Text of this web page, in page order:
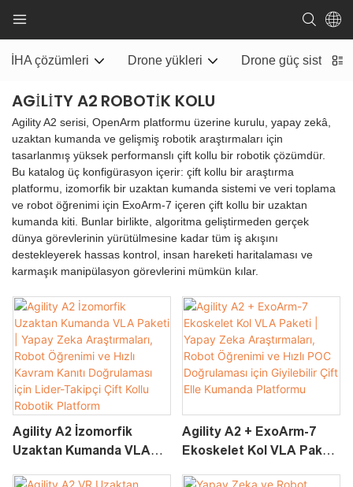
İHA çözümleri Drone yükleri Drone güç sistemi
AGILITY A2 ROBOTIK KOLU
Agility A2 serisi, OpenArm platformu üzerine kurulu, yapay zekâ,
uzaktan kumanda ve gelişmiş robotik araştırmaları için
tasarlanmış yüksek performanslı çift kollu bir robotik çözümdür.
Bu katalog üç konfigürasyon içerir: çift kollu bir araştırma
platformu, izomorfik bir uzaktan kumanda sistemi ve veri toplama
ve robot öğrenimi için ExoArm-7 içeren çift kollu bir uzaktan
kumanda kiti. Bunlar birlikte, algoritma geliştirmeden gerçek
dünya görevlerinin yürütülmesine kadar tüm iş akışını
destekleyerek hassas kontrol, insan hareketi haritalaması ve
karmaşık manipülasyon görevlerini mümkün kılar.
Agility A2 İzomorfik
Uzaktan Kumanda VLA
Agility A2 + ExoArm-7
Ekoskelet Kol VLA Paketi